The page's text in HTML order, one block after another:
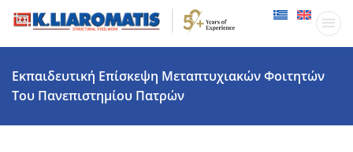
Εκπαιδευτική Επίσκεψη Μεταπτυχιακών Φοιτητών
Του Πανεπιστημίου Πατρών